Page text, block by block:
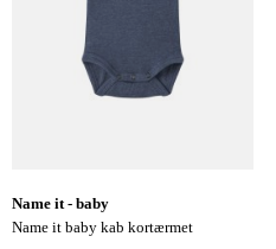
name it - baby
name it baby kab kortærmet